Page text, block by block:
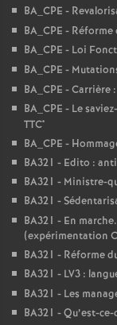
BA_CPE -
BA_CPE -
BA_CPE - Loi
BA_CPE -
BA_CPE - Carrière
BA_CPE - Le
TTC*
BA_CPE -
BA321 - Edito :
BA321 - Ministre-
BA321 -
BA321 - En
(expérimentation
BA321 - Réforme
BA321 - LV3 :
BA321 - Les
BA321 - Qu’est-